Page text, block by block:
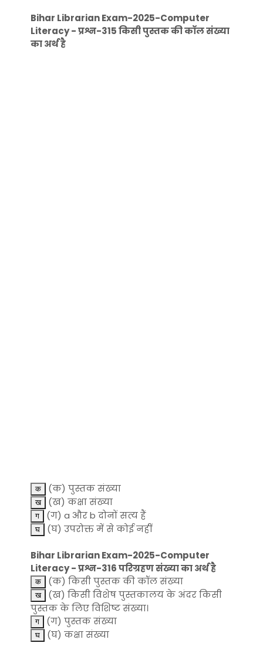
Bihar Librarian Exam-2025-Computer
Literacy - प्रश्न-315 किसी पुस्तक की कॉल संख्या
का अर्थ है
(क) पुस्तक संख्या
(ख) कक्षा संख्या
(ग) a और b दोनों सत्य हैं
(घ) उपरोक्त में से कोई नहीं
Bihar Librarian Exam-2025-Computer
Literacy - प्रश्न-316 परिग्रहण संख्या का अर्थ है
(क) किसी पुस्तक की कॉल संख्या
(ख) किसी विशेष पुस्तकालय के अंदर किसी
पुस्तक के लिए विशिष्ट संख्या।
(ग) पुस्तक संख्या
(घ) कक्षा संख्या